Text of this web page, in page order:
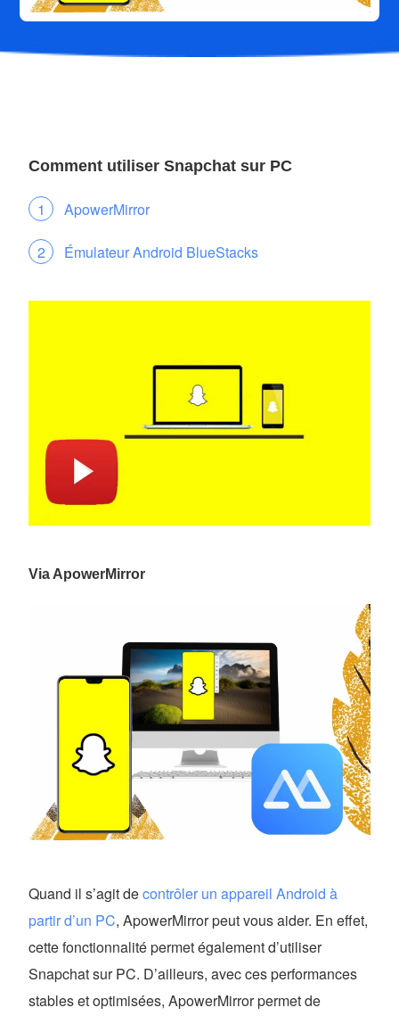
Comment utiliser Snapchat sur PC
ApowerMirror
Émulateur Android BlueStacks
Via ApowerMirror
Quand il s’agit decontrôler un appareil Android à
partir d’un PC, ApowerMirror peut vous aider. En effet,
cette fonctionnalité permet également d’utiliser
Snapchat sur PC. D’ailleurs, avec ces performances
stables et optimisées, ApowerMirror permet de